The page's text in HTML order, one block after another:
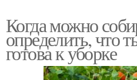
Когда можно
определить, что
готова к уборке